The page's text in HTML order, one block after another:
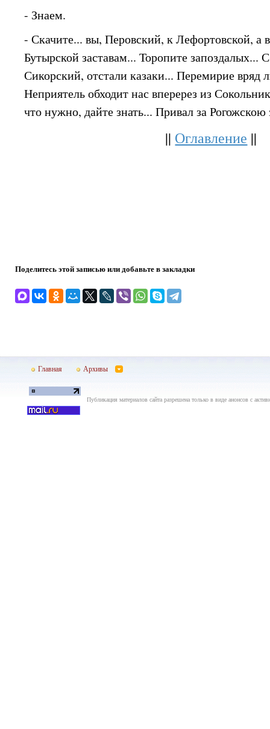
- Знаем.
- Скачите... вы, Перовский, к Лефортовской,
Бутырской заставам... Торопите запоздалых...
Сикорский, отстали казаки... Перемирие вряд
Неприятель обходит нас вперерез из
что нужно, дайте знать... Привал за Рогожскою
|| Оглавление ||
Поделитесь этой записью или добавьте в закладки
Главная Архивы
Публикация материалов сайта разрешена только в виде анонсов с